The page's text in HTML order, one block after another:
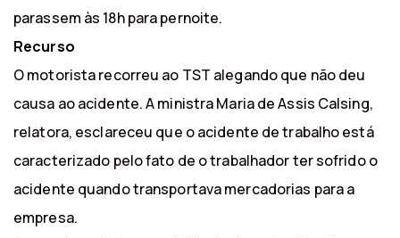
parassem às 18h para pernoite.
Recurso
O motorista recorreu ao TST alegando que não deu
causa ao acidente. A ministra Maria de Assis Calsing,
relatora, esclareceu que o acidente de trabalho está
caracterizado pelo fato de o trabalhador ter sofrido o
acidente quando transportava mercadorias para a
empresa.